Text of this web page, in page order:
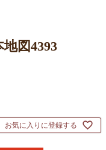
図4393
お気に入りに登録する